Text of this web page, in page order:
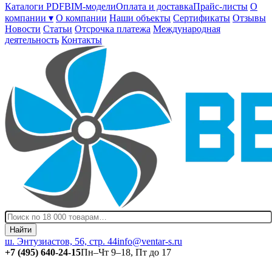
Каталоги PDFBIM-моделиОплата и доставкаПрайс-листы О
компании ▾ О компании Наши объекты Сертификаты Отзывы
Новости Статьи Отсрочка платежа Международная
деятельность Контакты
Найти
ш. Энтузиастов, 56, стр. 44info@ventar-s.ru
+7 (495) 640-24-15Пн–Чт 9–18, Пт до 17